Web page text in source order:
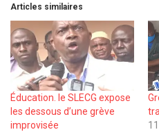
Articles similaires
Éducation. le SLECG expose
les dessous d’une grève
improvisée